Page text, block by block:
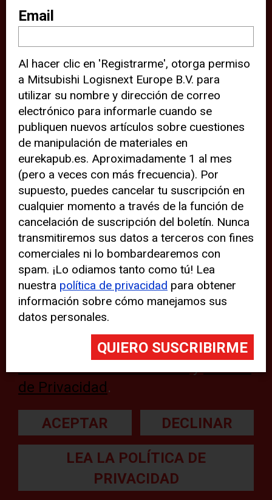
sitio web (por ejemplo, ofreciéndole
información de ubicación). Estas
terceras partes también definen
cookies en su dispositivo y pueden
rastrear su comportamiento en
internet. Al hacer clic en “Aceptar”,
significa que está de acuerdo con el
uso de cookies analíticas y de
terceros para tener una experiencia
óptima en nuestro sitio web. Si
elige “Declinar” el uso de cookies
analíticas y de terceros, evitará que
terceras partes rastreen su
comportamiento en nuestro sitio
web, aunque pueden aparecer
problemas técnicos con el sitio
web. Para obtener más
información, lea nuestra
de Privacidad .
ACEPTAR DECLINAR
LEA LA POLÍTICA DE
PRIVACIDAD
Email
Al hacer clic en 'Registrarme', otorga permiso
a Mitsubishi Logisnext Europe B.V. para
utilizar su nombre y dirección de correo
electrónico para informarle cuando se
publiquen nuevos artículos sobre cuestiones
de manipulación de materiales en
eurekapub.es. Aproximadamente 1 al mes
(pero a veces con más frecuencia). Por
supuesto, puedes cancelar tu suscripción en
cualquier momento a través de la función de
cancelación de suscripción del boletín. Nunca
transmitiremos sus datos a terceros con fines
comerciales ni lo bombardearemos con
spam. ¡Lo odiamos tanto como tú! Lea
nuestra política de privacidad para obtener
información sobre cómo manejamos sus
datos personales.